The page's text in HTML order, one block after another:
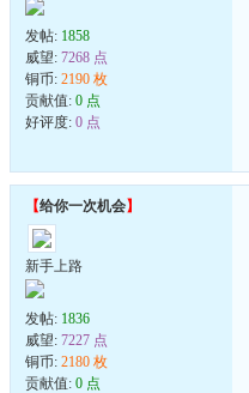
发帖: 1858
威望: 7268 点
铜币: 2190 枚
贡献值: 0 点
好评度: 0 点
【给你一次机会】
新手上路
发帖: 1836
威望: 7227 点
铜币: 2180 枚
贡献值: 0 点